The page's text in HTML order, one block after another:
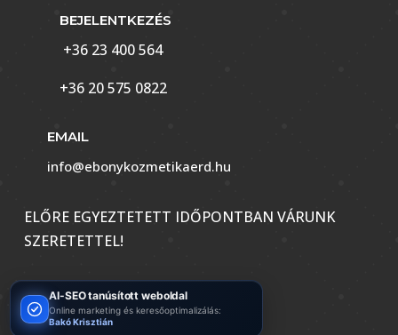
BEJELENTKEZÉS
+36 23 400 564
+36 20 575 0822
EMAIL
info@ebonykozmetikaerd.hu
ELŐRE EGYEZTETETT IDŐPONTBAN VÁRUNK
SZERETETTEL!
AI-SEO tanúsított weboldal
Online marketing és keresőoptimalizálás:
Bakó Krisztián